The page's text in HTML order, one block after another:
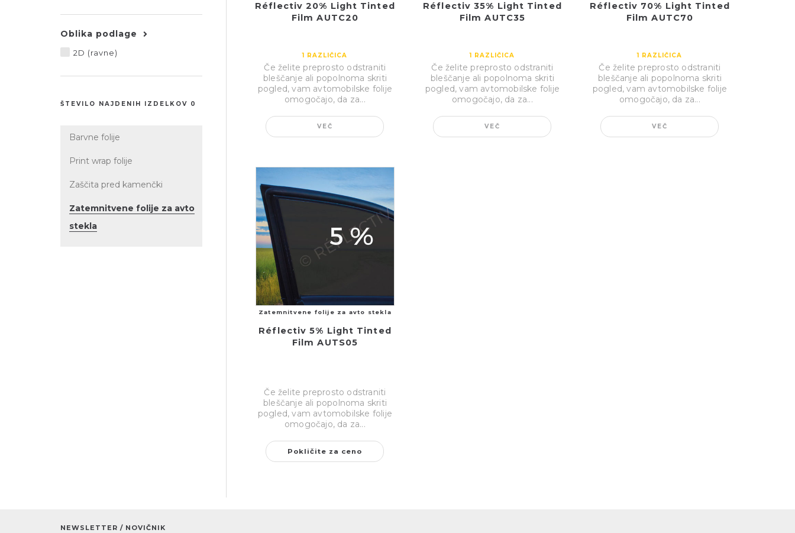
ŠTEVILO NAJDENIH IZDELKOV 0
Barvne folije
Print wrap folije
Zaščita pred kamenčki
Zatemnitvene folije za avto
stekla
Oblika podlage
2D (ravne)
Réflectiv 20% Light Tinted
Film AUTC20
1 RAZLIČICA
Če želite preprosto odstraniti
bleščanje ali popolnoma skriti
pogled, vam avtomobilske folije
omogočajo, da za...
VEČ
Réflectiv 35% Light Tinted
Film AUTC35
1 RAZLIČICA
Če želite preprosto odstraniti
bleščanje ali popolnoma skriti
pogled, vam avtomobilske folije
omogočajo, da za...
VEČ
Réflectiv 70% Light Tinted
Film AUTC70
1 RAZLIČICA
Če želite preprosto odstraniti
bleščanje ali popolnoma skriti
pogled, vam avtomobilske folije
omogočajo, da za...
VEČ
Zatemnitvene folije za avto stekla
Réflectiv 5% Light Tinted
Film AUTS05
Če želite preprosto odstraniti
bleščanje ali popolnoma skriti
pogled, vam avtomobilske folije
omogočajo, da za...
Pokličite za ceno
NEWSLETTER / NOVIČNIK